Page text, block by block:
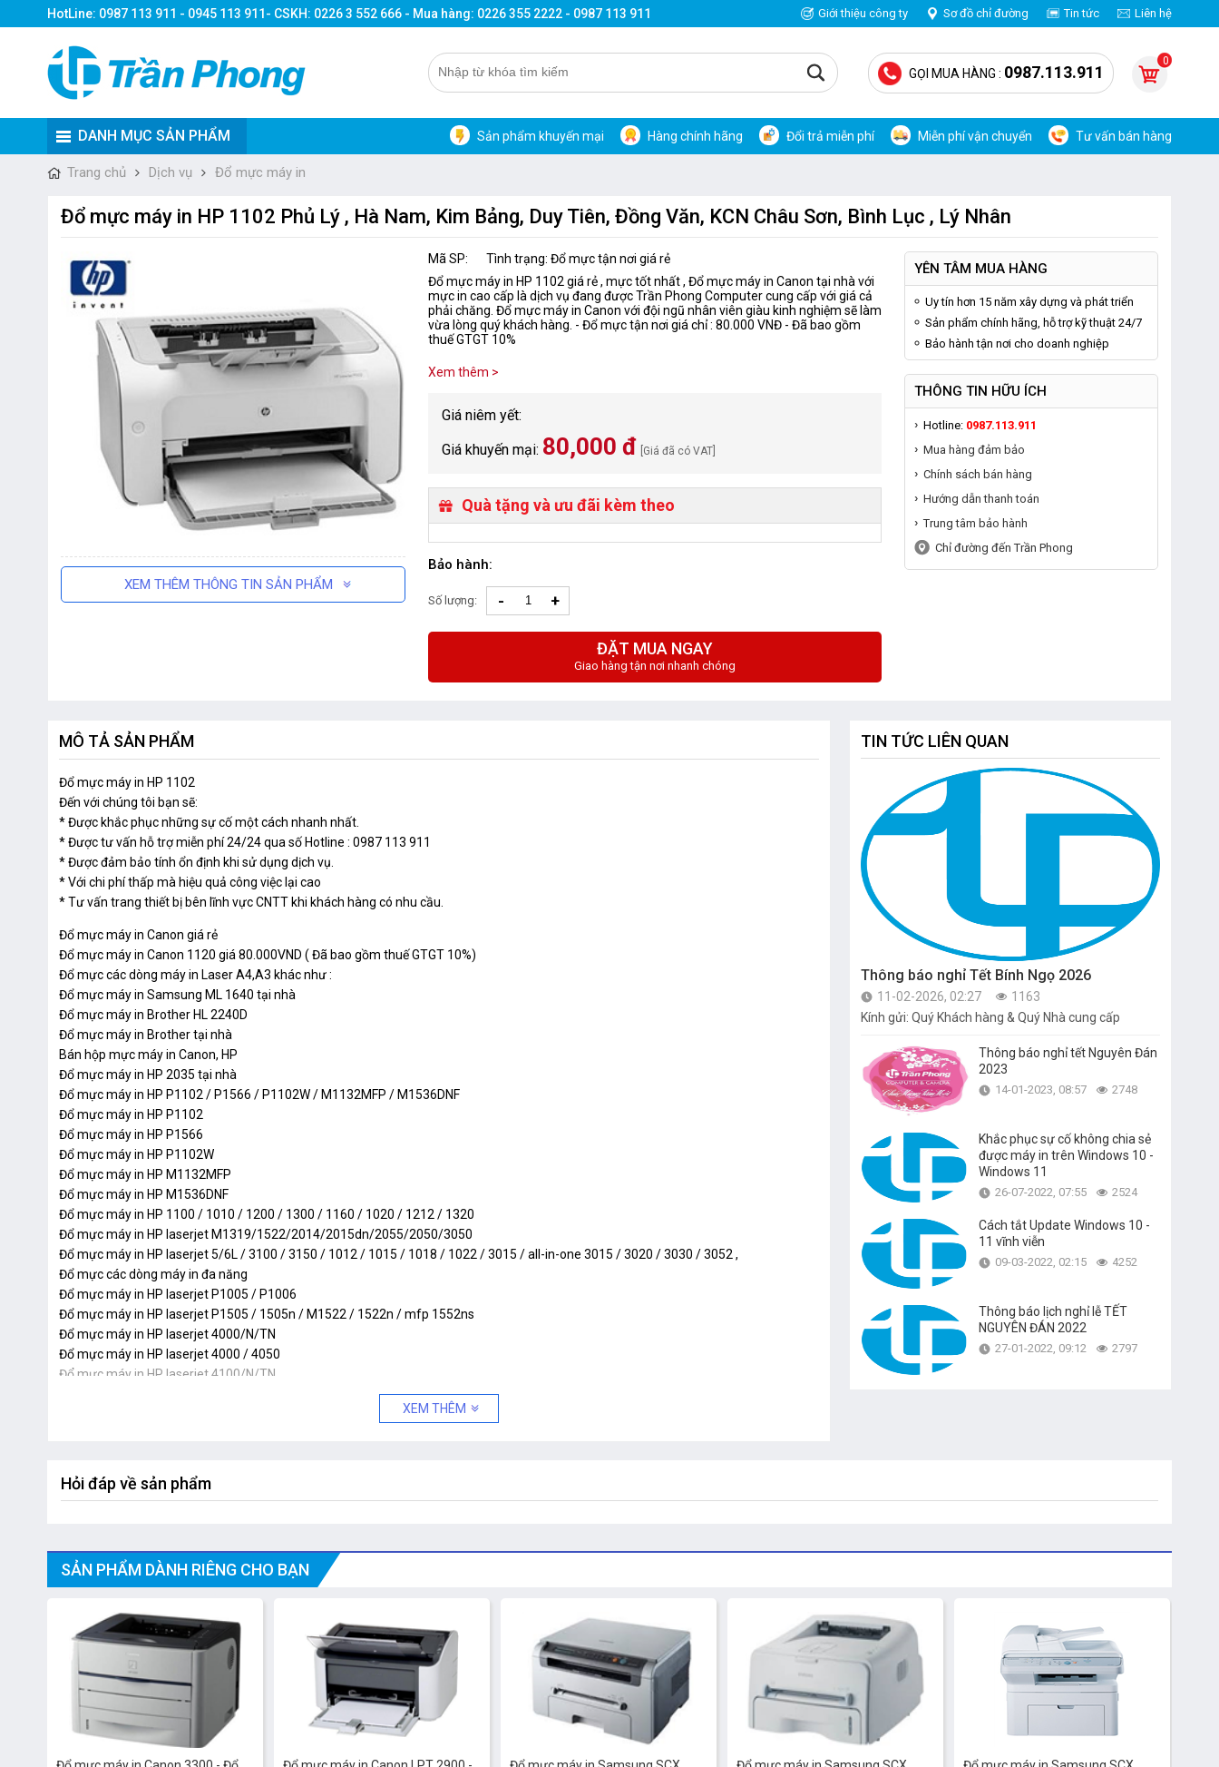
Giới thiệu công ty Sơ đồ chỉ đường Tin tức Liên hệ
HotLine: 0987 113 911 - 0945 113 911- CSKH: 0226 3 552 666 - Mua hàng: 0226 355 2222 - 0987 113 911
0
GỌI MUA HÀNG : 0987.113.911
DANH MỤC SẢN PHẨM Tư vấn bán hàng
Miễn phí vận chuyển
Đổi trả miễn phí
Hàng chính hãng
Sản phẩm khuyến mại
Trang chủ Dịch vụ Đổ mực máy in
Đổ mực máy in HP 1102 Phủ Lý , Hà Nam, Kim Bảng, Duy Tiên, Đồng Văn, KCN Châu Sơn, Bình Lục , Lý Nhân
XEM THÊM THÔNG TIN SẢN PHẨM
Mã SP:
Tình trạng: Đổ mực tận nơi giá rẻ
Đổ mực máy in HP 1102 giá rẻ , mực tốt nhất , Đổ mực máy in Canon tại nhà với
mực in cao cấp là dịch vụ đang được Trần Phong Computer cung cấp với giá cả
phải chăng. Đổ mực máy in Canon với đội ngũ nhân viên giàu kinh nghiệm sẽ làm
vừa lòng quý khách hàng. - Đổ mực tận nơi giá chỉ : 80.000 VNĐ - Đã bao gồm
thuế GTGT 10%
Xem thêm >
Giá niêm yết:
Giá khuyến mại: 80,000 đ [Giá đã có VAT]
Quà tặng và ưu đãi kèm theo
Bảo hành:
Số lượng: - +
ĐẶT MUA NGAY
Giao hàng tận nơi nhanh chóng
YÊN TÂM MUA HÀNG
Uy tín hơn 15 năm xây dựng và phát triển
Sản phẩm chính hãng, hỗ trợ kỹ thuật 24/7
Bảo hành tận nơi cho doanh nghiệp
THÔNG TIN HỮU ÍCH
Hotline: 0987.113.911
Mua hàng đảm bảo
Chính sách bán hàng
Hướng dẫn thanh toán
Trung tâm bảo hành
Chỉ đường đến Trần Phong
TIN TỨC LIÊN QUAN
Thông báo nghỉ Tết Bính Ngọ 2026
11-02-2026, 02:27
1163
Kính gửi: Quý Khách hàng & Quý Nhà cung cấp
Thông báo nghỉ tết Nguyên Đán
2023
14-01-2023, 08:57 2748
Khắc phục sự cố không chia sẻ
được máy in trên Windows 10 -
Windows 11
26-07-2022, 07:55 2524
Cách tắt Update Windows 10 -
11 vĩnh viễn
09-03-2022, 02:15 4252
Thông báo lịch nghỉ lễ TẾT
NGUYÊN ĐÁN 2022
27-01-2022, 09:12 2797
MÔ TẢ SẢN PHẨM
Đổ mực máy in HP 1102
Đến với chúng tôi bạn sẽ:
* Được khắc phục những sự cố một cách nhanh nhất.
* Được tư vấn hỗ trợ miễn phí 24/24 qua số Hotline : 0987 113 911
* Được đảm bảo tính ổn định khi sử dụng dịch vụ.
* Với chi phí thấp mà hiệu quả công việc lại cao
* Tư vấn trang thiết bị bên lĩnh vực CNTT khi khách hàng có nhu cầu.
Đổ mực máy in Canon giá rẻ
Đổ mực máy in Canon 1120 giá 80.000VND ( Đã bao gồm thuế GTGT 10%)
Đổ mực các dòng máy in Laser A4,A3 khác như :
Đổ mực máy in Samsung ML 1640 tại nhà
Đổ mực máy in Brother HL 2240D
Đổ mực máy in Brother tại nhà
Bán hộp mực máy in Canon, HP
Đổ mực máy in HP 2035 tại nhà
Đổ mực máy in HP P1102 / P1566 / P1102W / M1132MFP / M1536DNF
Đổ mực máy in HP P1102
Đổ mực máy in HP P1566
Đổ mực máy in HP P1102W
Đổ mực máy in HP M1132MFP
Đổ mực máy in HP M1536DNF
Đổ mực máy in HP 1100 / 1010 / 1200 / 1300 / 1160 / 1020 / 1212 / 1320
Đổ mực máy in HP laserjet M1319/1522/2014/2015dn/2055/2050/3050
Đổ mực máy in HP laserjet 5/6L / 3100 / 3150 / 1012 / 1015 / 1018 / 1022 / 3015 / all-in-one 3015 / 3020 / 3030 / 3052 ,
Đổ mực các dòng máy in đa năng
Đổ mực máy in HP laserjet P1005 / P1006
Đổ mực máy in HP laserjet P1505 / 1505n / M1522 / 1522n / mfp 1552ns
Đổ mực máy in HP laserjet 4000/N/TN
Đổ mực máy in HP laserjet 4000 / 4050
Đổ mực máy in HP laserjet 4100/N/TN
Đổ mực máy in Canon 3050
Đổ mực máy in Canon 1120
XEM THÊM
Hỏi đáp về sản phẩm
SẢN PHẨM DÀNH RIÊNG CHO BẠN